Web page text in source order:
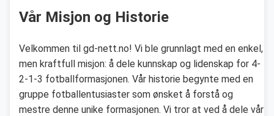
Vår Misjon og Historie
Velkommen til gd-nett.no! Vi ble grunnlagt med en enkel,
men kraftfull misjon: å dele kunnskap og lidenskap for 4-
2-1-3 fotballformasjonen. Vår historie begynte med en
gruppe fotballentusiaster som ønsket å forstå og
mestre denne unike formasjonen. Vi tror at ved å dele vår